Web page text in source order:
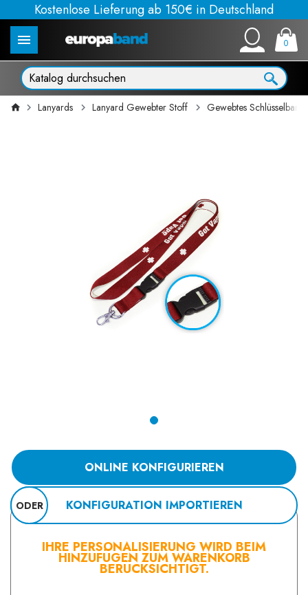
Kostenlose Lieferung ab 150€ in Deutschland
0
Lanyards Lanyard Gewebter Stoff Gewebtes
ONLINE KONFIGURIEREN
ODER KONFIGURATION IMPORTIEREN
IHRE PERSONALISIERUNG WIRD BEIM
HINZUFÜGEN ZUM WARENKORB
BERÜCKSICHTIGT.